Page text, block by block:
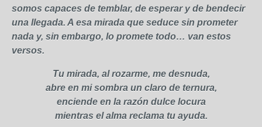
somos capaces de temblar, de esperar y de bendecir
una llegada. A esa mirada que seduce sin prometer
nada y, sin embargo, lo promete todo… van estos
versos.
Tu mirada, al rozarme, me desnuda,
abre en mi sombra un claro de ternura,
enciende en la razón dulce locura
mientras el alma reclama tu ayuda.